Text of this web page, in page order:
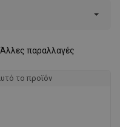
Άλλες παραλλαγές
το προϊόν